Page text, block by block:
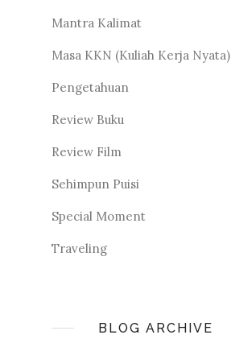
Mantra Kalimat
Masa KKN (Kuliah Kerja Nyata)
Pengetahuan
Review Buku
Review Film
Sehimpun Puisi
Special Moment
Traveling
BLOG ARCHIVE